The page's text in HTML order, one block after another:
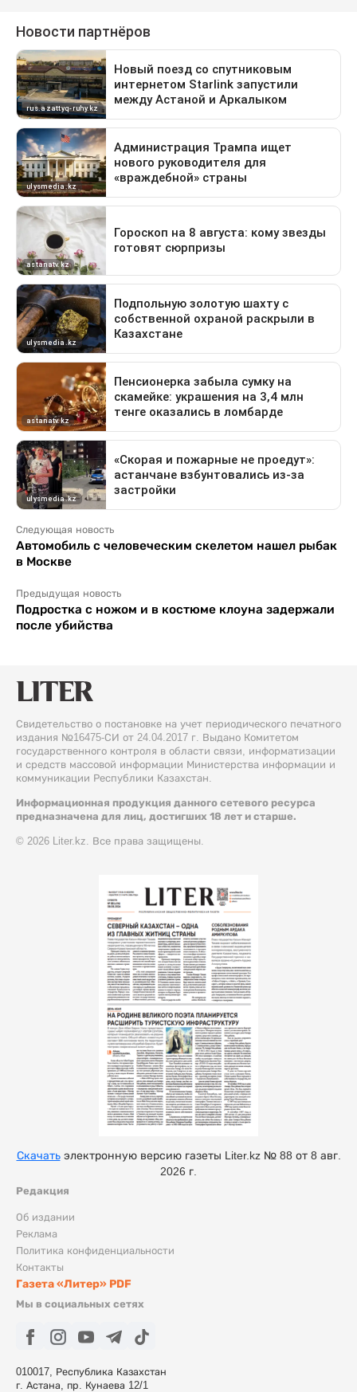
Следующая новость
Автомобиль с человеческим скелетом нашел рыбак
в Москве
Предыдущая новость
Подростка с ножом и в костюме клоуна задержали
после убийства
Свидетельство о постановке на учет периодического печатного
издания №16475-СИ от 24.04.2017 г. Выдано Комитетом
государственного контроля в области связи, информатизации
и средств массовой информации Министерства информации и
коммуникации Республики Казахстан.
Информационная продукция данного сетевого ресурса
предназначена для лиц, достигших 18 лет и старше.
© 2026 Liter.kz. Все права защищены.
Редакция
Об издании
Реклама
Политика конфиденциальности
Контакты
Газета «Литер» PDF
Мы в социальных сетях
010017, Республика Казахстан
г. Астана, пр. Кунаева 12/1
Скачатьэлектронную версию газеты Liter.kz № 88 от 8 авг.
2026 г.